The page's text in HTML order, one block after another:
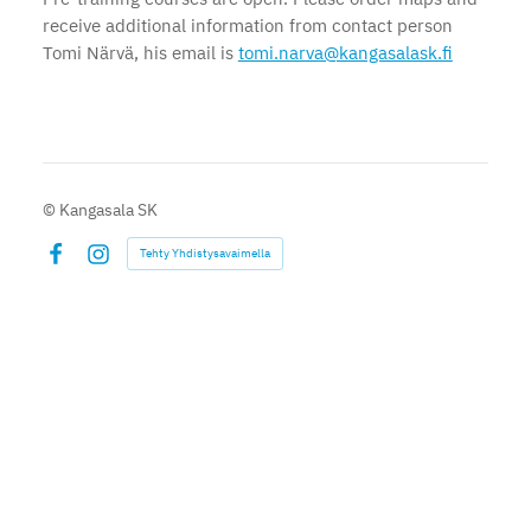
receive additional information from contact person
Tomi Närvä, his email is tomi.narva@kangasalask.fi
© Kangasala SK
Instagram
Tehty Yhdistysavaimella